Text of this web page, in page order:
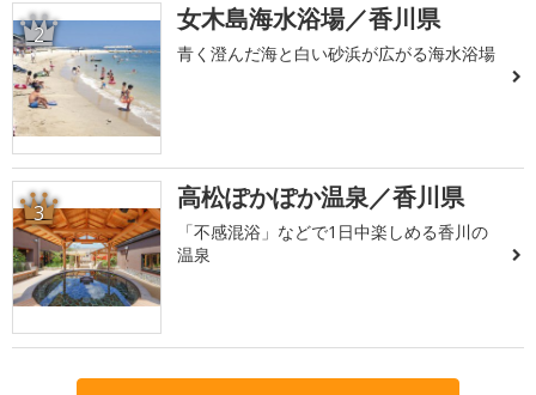
2 女木島海水浴場／香川県
青く澄んだ海と白い砂浜が広がる海水浴場
3 高松ぽかぽか温泉／香川県
「不感混浴」などで1日中楽しめる香川の
温泉